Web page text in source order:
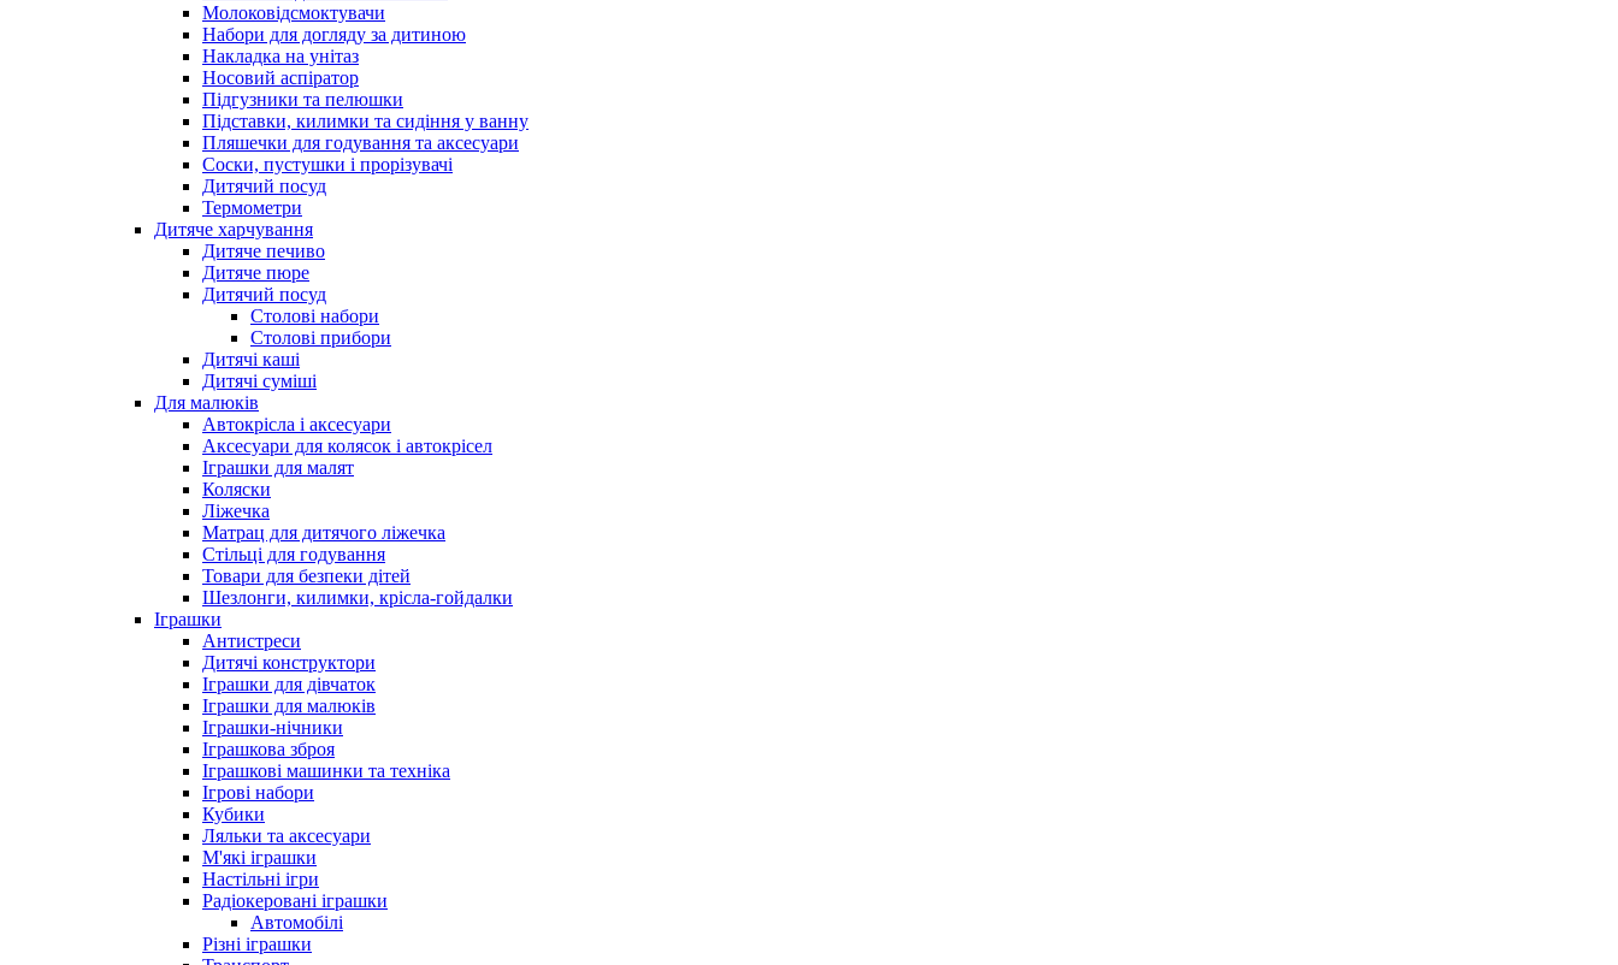
Молоковідсмоктувачи
Набори для догляду за дитиною
Накладка на унітаз
Носовий аспіратор
Підгузники та пелюшки
Підставки, килимки та сидіння у ванну
Пляшечки для годування та аксесуари
Соски, пустушки і прорізувачі
Дитячий посуд
Термометри
Дитяче харчування
Дитяче печиво
Дитяче пюре
Дитячий посуд
Столові набори
Столові прибори
Дитячі каші
Дитячі суміші
Для малюків
Автокрісла і аксесуари
Аксесуари для колясок і автокрісел
Іграшки для малят
Коляски
Ліжечка
Матрац для дитячого ліжечка
Стільці для годування
Товари для безпеки дітей
Шезлонги, килимки, крісла-гойдалки
Іграшки
Антистреси
Дитячі конструктори
Іграшки для дівчаток
Іграшки для малюків
Іграшки-нічники
Іграшкова зброя
Іграшкові машинки та техніка
Ігрові набори
Кубики
Ляльки та аксесуари
М'які іграшки
Настільні ігри
Радіокеровані іграшки
Автомобілі
Різні іграшки